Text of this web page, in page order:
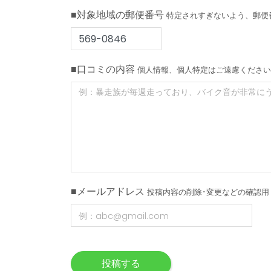
■対象地域の郵便番号 特定されすぎないよう、郵
■口コミの内容 個人情報、個人特定はご遠慮ください
■メールアドレス 投稿内容の削除･変更などの確認用
投稿する